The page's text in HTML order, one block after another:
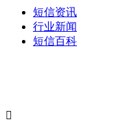
短信资讯
行业新闻
短信百科
